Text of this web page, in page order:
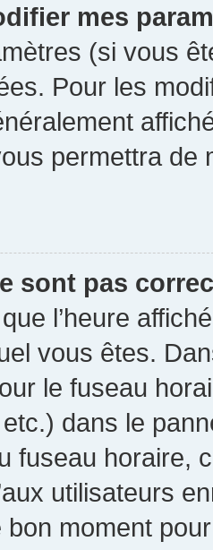
mes
(si vous
Pour les
permettra de
sont pas
l’heure
vous êtes.
le fuseau
dans le
fuseau horaire,
utilisateurs
bon moment